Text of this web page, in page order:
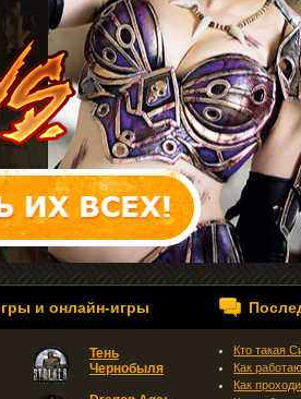
и онлайн-игры
Тень
Чернобыля
Кто такая
Как
Как